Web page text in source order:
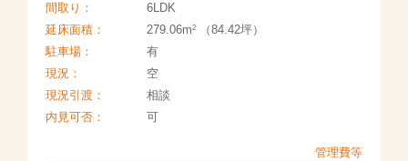
間取り：
6LDK
延床面積：
279.06m2（84.42坪）
駐車場：
有
現況：
空
現況引渡：
相談
内見可否：
可
管理費等